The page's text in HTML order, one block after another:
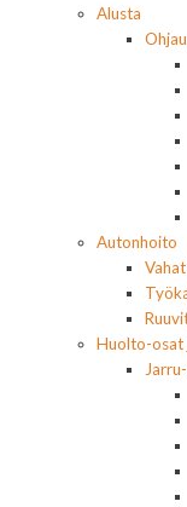
Alusta
Autonhoito
Huolto-osat